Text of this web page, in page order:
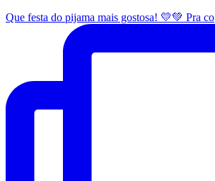
Que festa do pijama mais gostosa! 💛💚 Pra co